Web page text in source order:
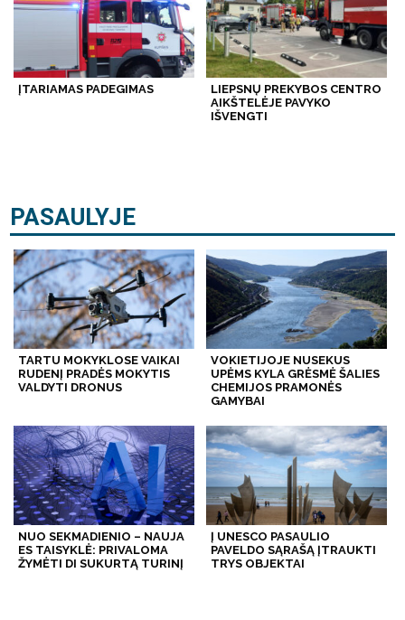
ĮTARIAMAS PADEGIMAS
LIEPSNŲ PREKYBOS CENTRO
AIKŠTELĖJE PAVYKO
IŠVENGTI
PASAULYJE
TARTU MOKYKLOSE VAIKAI
RUDENĮ PRADĖS MOKYTIS
VALDYTI DRONUS
VOKIETIJOJE NUSEKUS
UPĖMS KYLA GRĖSMĖ ŠALIES
CHEMIJOS PRAMONĖS
GAMYBAI
NUO SEKMADIENIO – NAUJA
ES TAISYKLĖ: PRIVALOMA
ŽYMĖTI DI SUKURTĄ TURINĮ
Į UNESCO PASAULIO
PAVELDO SĄRAŠĄ ĮTRAUKTI
TRYS OBJEKTAI